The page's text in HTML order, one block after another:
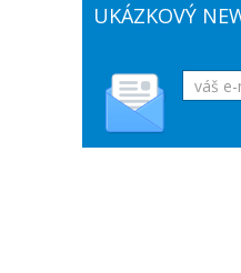
UKÁZKOVÝ